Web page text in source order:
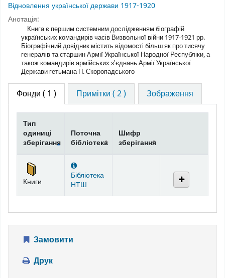
Відновлення української держави 1917-1920
Анотація:
Книга є першим системним дослідженням біографій
українських командирів часів Визвольної війни 1917-1921 рр.
Біографічний довідник містить відомості більш як про тисячу
генералів та старшин Армії Української Народної Республіки, а
також командирів армійських зʼєднань Армії Української
Держави гетьмана П. Скоропадського
Фонди ( 1 ) Примітки ( 2 ) Зображення
Тип
одиниці
зберігання
Поточна
бібліотека
Шифр
зберігання
Книги
Бібліотека
НТШ
Замовити
Друк